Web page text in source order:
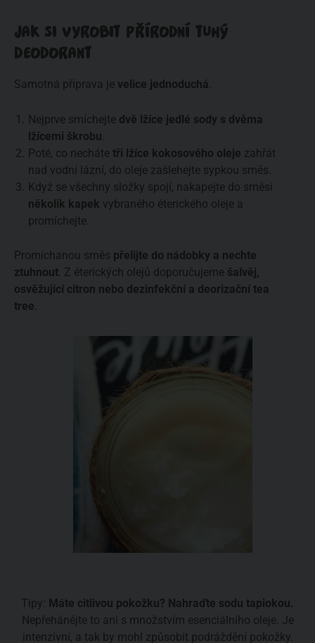
JAK SI VYROBIT PŘÍRODNÍ TUHÝ
DEODORANT
Samotná příprava je velice jednoduchá
Nejprve smíchejte dvě lžíce jedlé sody s dvěma
lžícemi škrobu
Poté, co necháte tři lžíce kokosového oleje zahřát
nad vodní lázní, do oleje zašlehejte sypkou směs.
Když se všechny složky spojí, nakapejte do směsi
několik kapek vybraného éterického oleje a
promíchejte.
Promíchanou směs přelijte do nádobky a nechte
ztuhnout . Z éterických olejů doporučujeme šalvěj,
osvěžující citron nebo dezinfekční a deorizační tea
tree
Tipy: Máte citlivou pokožku? Nahraďte sodu tapiokou.
Nepřehánějte to ani s množstvím esenciálního oleje. Je
intenzivní, a tak by mohl způsobit podráždění pokožky.